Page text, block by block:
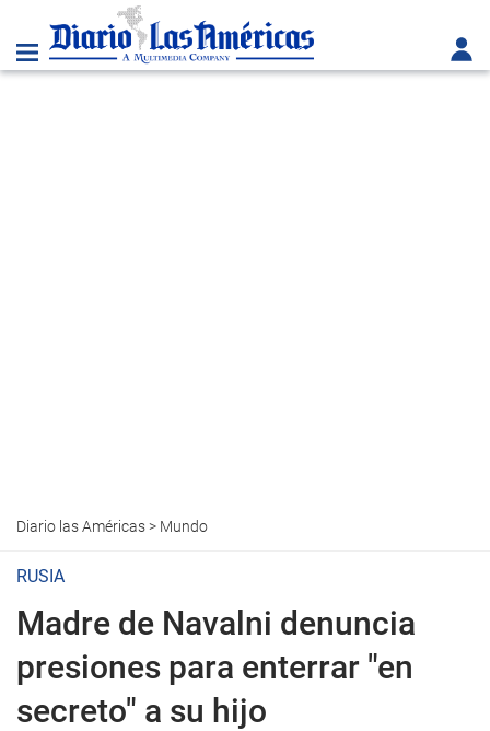
Diario las Américas> Mundo
RUSIA
Madre de Navalni denuncia
presiones para enterrar "en
secreto" a su hijo